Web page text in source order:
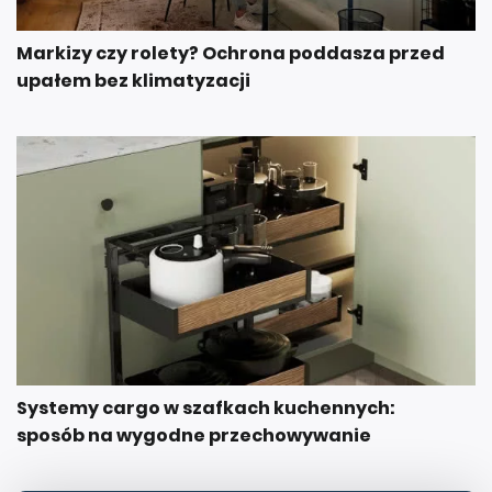
Markizy czy rolety? Ochrona poddasza przed
upałem bez klimatyzacji
Systemy cargo w szafkach kuchennych:
sposób na wygodne przechowywanie